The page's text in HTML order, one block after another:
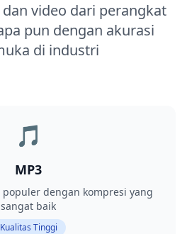
video dari perangkat
pun dengan akurasi
di industri
🎵
MP3
dengan kompresi yang
sangat baik
Kualitas Tinggi